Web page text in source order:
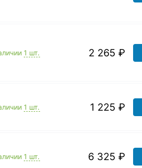
1 шт. 2 265 ₽
1 шт. 1 225 ₽
1 шт. 6 325 ₽